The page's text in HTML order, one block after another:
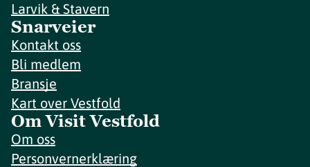
Larvik & Stavern
Snarveier
Kontakt oss
Bli medlem
Bransje
Kart over Vestfold
Om Visit Vestfold
Om oss
Personvernerklæring